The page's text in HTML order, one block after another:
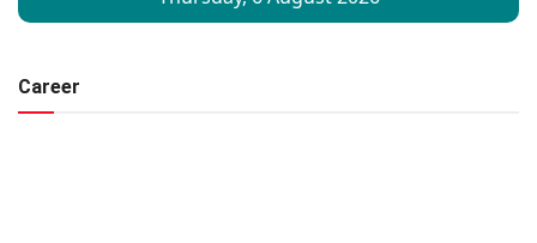
Career